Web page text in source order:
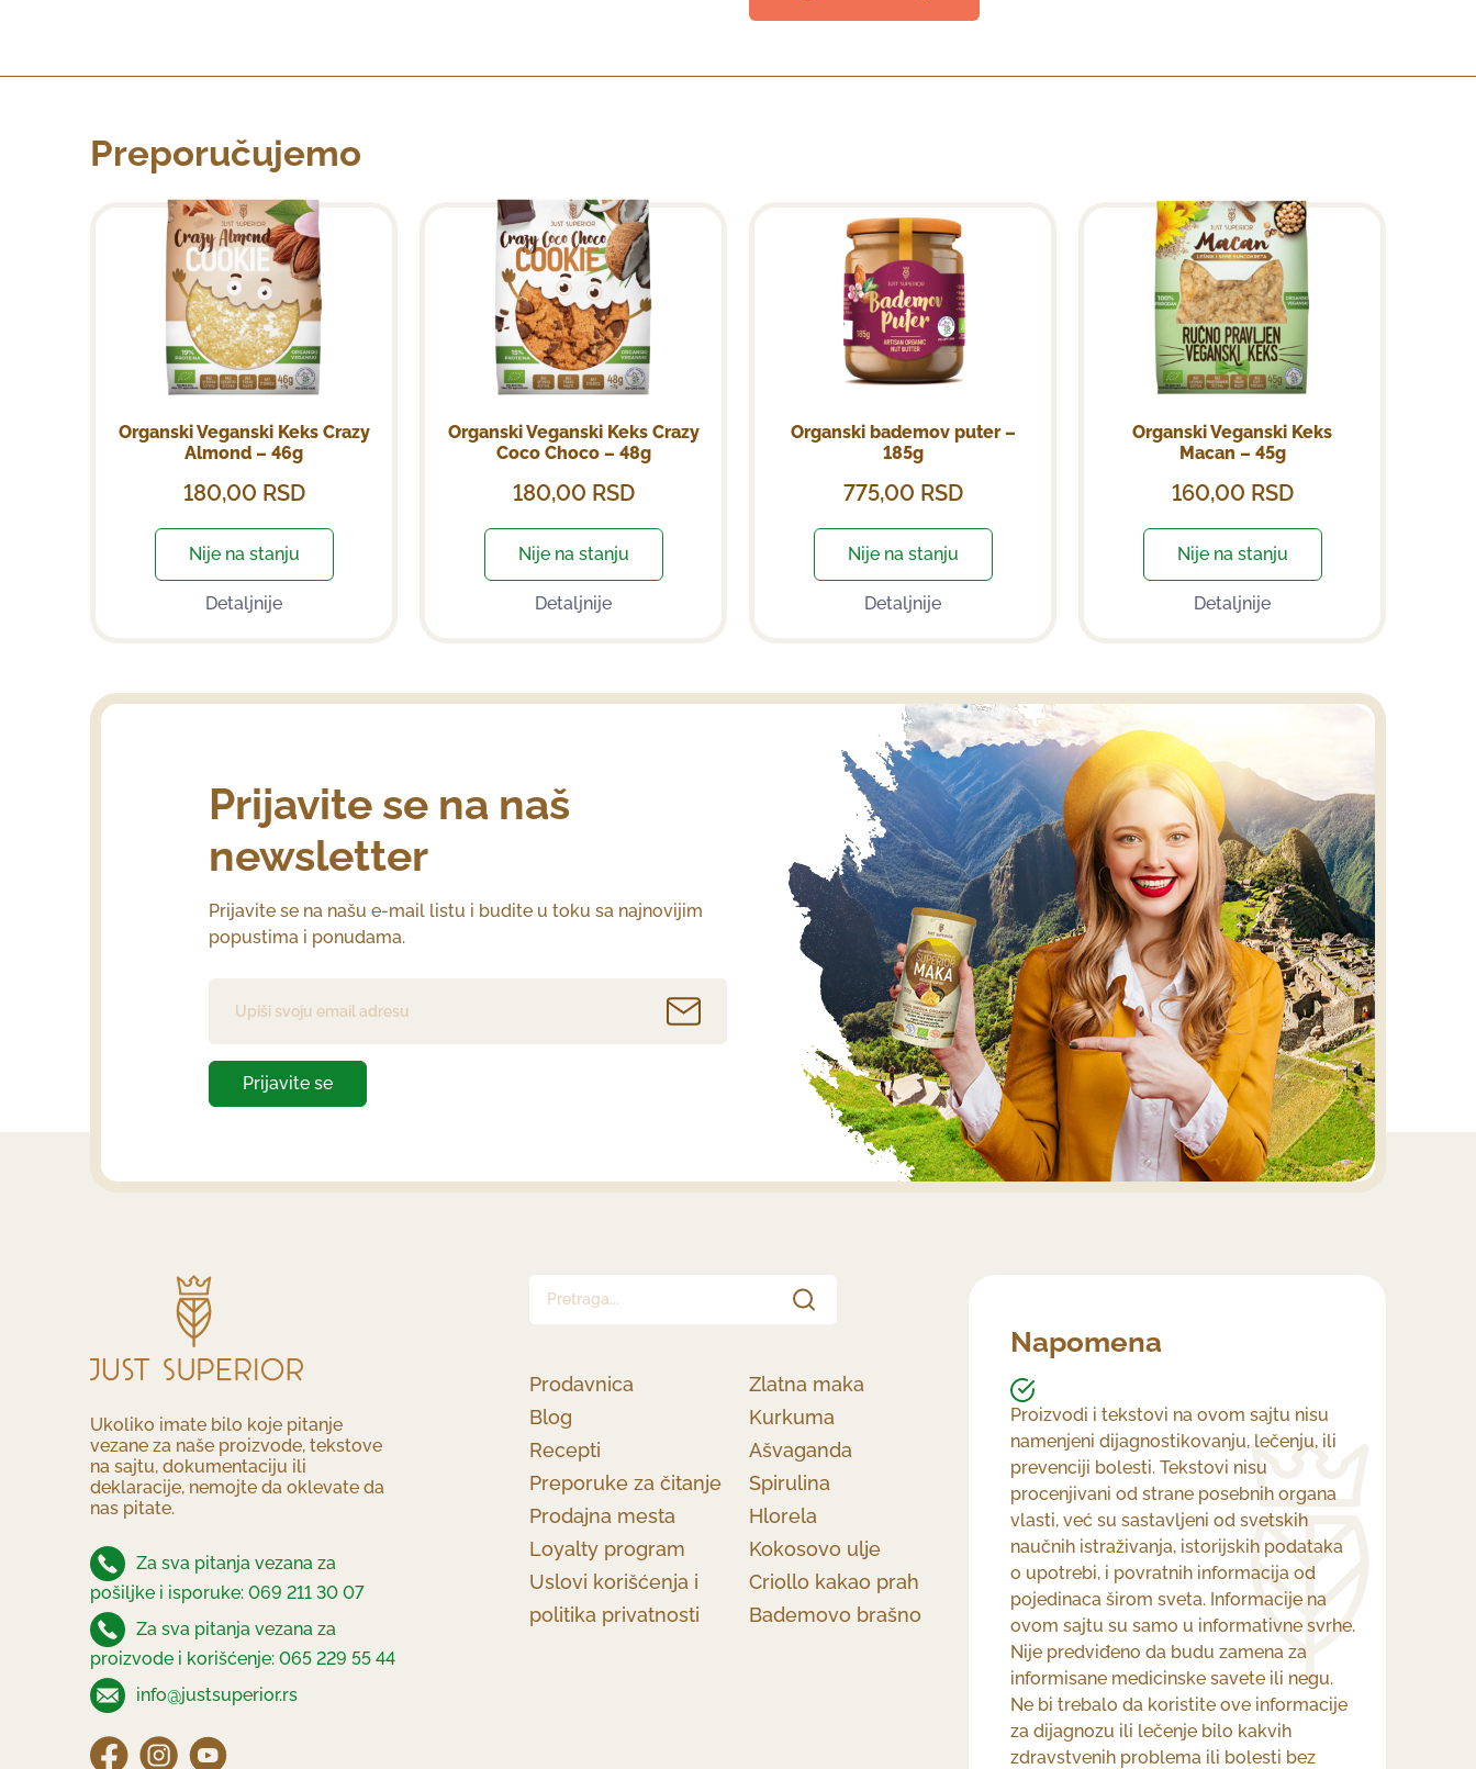
Preporučujemo
Organski Veganski Keks Crazy
Almond – 46g
180,00 RSD
Nije na stanju
Detaljnije
Organski Veganski Keks Crazy
Coco Choco – 48g
180,00 RSD
Nije na stanju
Detaljnije
Organski bademov puter –
185g
775,00 RSD
Nije na stanju
Detaljnije
Organski Veganski Keks
Macan – 45g
160,00 RSD
Nije na stanju
Detaljnije
Prijavite se na naš
newsletter
Prijavite se na našu e-mail listu i budite u toku sa najnovijim
popustima i ponudama.
Prijavite se
Ukoliko imate bilo koje pitanje
vezane za naše proizvode, tekstove
na sajtu, dokumentaciju ili
deklaracije, nemojte da oklevate da
nas pitate.
Za sva pitanja vezana za
pošiljke i isporuke: 069 211 30 07
Za sva pitanja vezana za
proizvode i korišćenje: 065 229 55 44
info@justsuperior.rs
Pretraga...
Prodavnica
Blog
Recepti
Preporuke za čitanje
Prodajna mesta
Loyalty program
Uslovi korišćenja i
politika privatnosti
Zlatna maka
Kurkuma
Ašvaganda
Spirulina
Hlorela
Kokosovo ulje
Criollo kakao prah
Bademovo brašno
Napomena
Proizvodi i tekstovi na ovom sajtu nisu
namenjeni dijagnostikovanju, lečenju, ili
prevenciji bolesti. Tekstovi nisu
procenjivani od strane posebnih organa
vlasti, već su sastavljeni od svetskih
naučnih istraživanja, istorijskih podataka
o upotrebi, i povratnih informacija od
pojedinaca širom sveta. Informacije na
ovom sajtu su samo u informativne svrhe.
Nije predviđeno da budu zamena za
informisane medicinske savete ili negu.
Ne bi trebalo da koristite ove informacije
za dijagnozu ili lečenje bilo kakvih
zdravstvenih problema ili bolesti bez